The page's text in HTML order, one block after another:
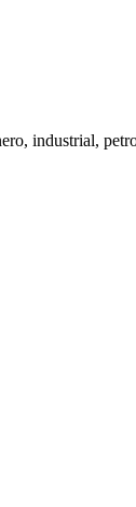
industrial,